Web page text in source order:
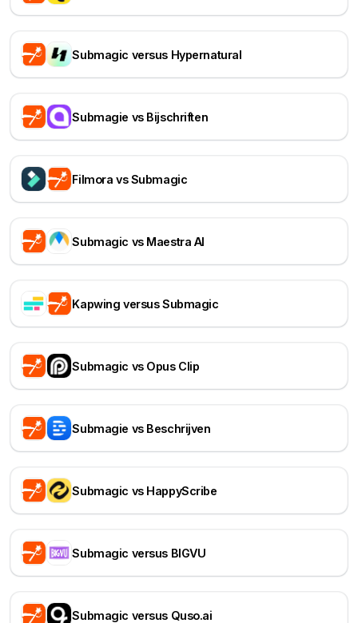
Submagic versus Hypernatural
Submagie vs Bijschriften
Filmora vs Submagic
Submagic vs Maestra AI
Kapwing versus Submagic
Submagic vs Opus Clip
Submagie vs Beschrijven
Submagic vs HappyScribe
Submagic versus BIGVU
Submagic versus Quso.ai